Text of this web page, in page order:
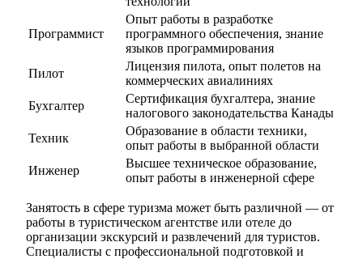
Программист
Опыт работы в разработке
программного обеспечения, знание
языков программирования
Пилот
Лицензия пилота, опыт полетов на
коммерческих авиалиниях
Бухгалтер
Сертификация бухгалтера, знание
налогового законодательства Канады
Техник
Образование в области техники,
опыт работы в выбранной области
Инженер
Высшее техническое образование,
опыт работы в инженерной сфере
Занятость в сфере туризма может быть различной — от
работы в туристическом агентстве или отеле до
организации экскурсий и развлечений для туристов.
Специалисты с профессиональной подготовкой и